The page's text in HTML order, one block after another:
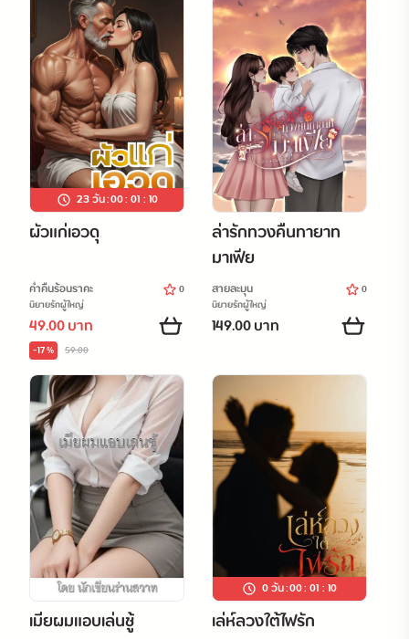
23 วัน:00:01:08
ผัวแก่เอวดุ
ค่ำคืนร้อนราคะ 0
นิยายรักผู้ใหญ่
49.00 บาท
-17 % 59.00
ล่ารักทวงคืนทายาท
มาเฟีย
สายละมุน 0
นิยายรักผู้ใหญ่
149.00 บาท
เมียผมแอบเล่นชู้
0 วัน:00:01:08
เล่ห์ลวงใต้ไฟรัก